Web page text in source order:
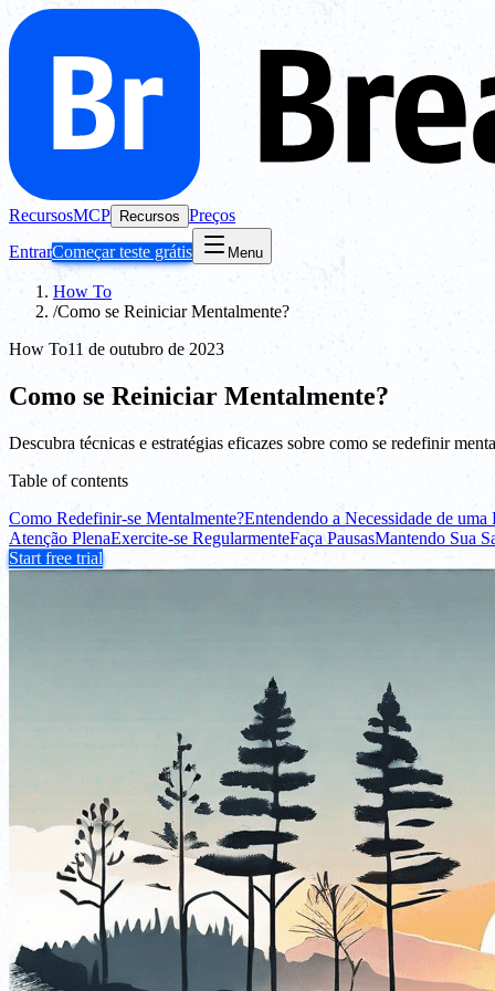
RecursosMCP Recursos Preços
EntrarComeçar teste grátis Menu
How To
/Como se Reiniciar Mentalmente?
How To11 de outubro de 2023
Como se Reiniciar Mentalmente?
Descubra técnicas e estratégias eficazes sobre como se redefinir
Table of contents
Como Redefinir-se Mentalmente?Entendendo a Necessidade de
Atenção PlenaExercite-se RegularmenteFaça PausasMantendo Sua
Start free trial